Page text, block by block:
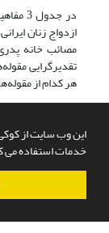
این وب سایت از کوکی
خدمات استفاده می
در
مصائب خانه
تقدیرگرایی
هر کدام از
جدول
ازدواج زنان ایرانی
مفاهیم